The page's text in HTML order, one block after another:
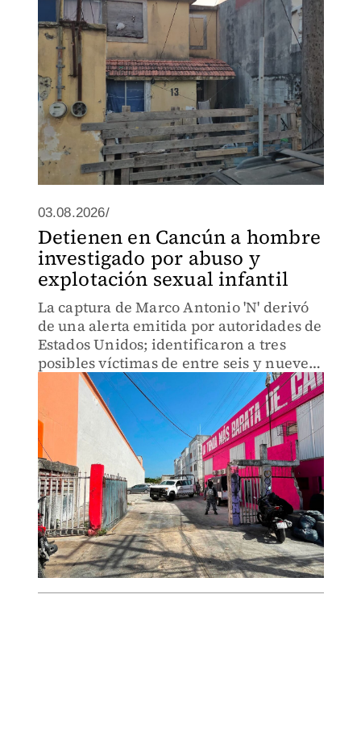
03.08.2026/
Detienen en Cancún a hombre
investigado por abuso y
explotación sexual infantil
La captura de Marco Antonio 'N' derivó
de una alerta emitida por autoridades de
Estados Unidos; identificaron a tres
posibles víctimas de entre seis y nueve